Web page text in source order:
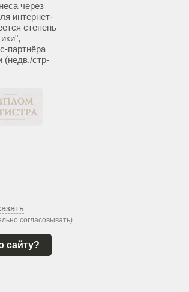
через
интернет-
степень
партнёра
(недв./стр-
согласовывать)
сайту?